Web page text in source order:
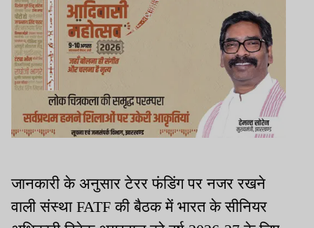
जानकारी के अनुसार टेरर फंडिंग पर नजर रखने
वाली संस्था FATF की बैठक में भारत के सीनियर